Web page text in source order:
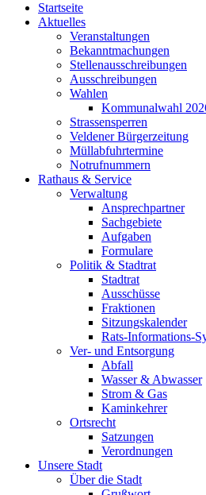
Startseite
Aktuelles
Veranstaltungen
Bekanntmachungen
Stellenausschreibungen
Ausschreibungen
Wahlen
Kommunalwahl
Strassensperren
Veldener Bürgerzeitung
Müllabfuhrtermine
Notrufnummern
Rathaus & Service
Verwaltung
Ansprechpartner
Sachgebiete
Aufgaben
Formulare
Politik & Stadtrat
Stadtrat
Ausschüsse
Fraktionen
Sitzungskalender
Rats-Informations-
Ver- und Entsorgung
Abfall
Wasser & Abwasser
Strom & Gas
Kaminkehrer
Ortsrecht
Satzungen
Verordnungen
Unsere Stadt
Über die Stadt